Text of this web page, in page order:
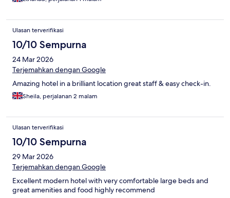
Ulasan terverifikasi
10/10 Sempurna
24 Mar 2026
Terjemahkan dengan Google
Amazing hotel in a brilliant location great staff & easy check-in.
Sheila, perjalanan 2 malam
Ulasan terverifikasi
10/10 Sempurna
29 Mar 2026
Terjemahkan dengan Google
Excellent modern hotel with very comfortable large beds and
great amenities and food highly recommend